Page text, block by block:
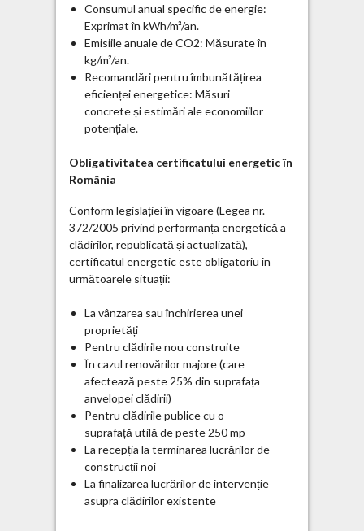
Consumul anual specific de energie:
Exprimat în kWh/m²/an.
Emisiile anuale de CO2: Măsurate în
kg/m²/an.
Recomandări pentru îmbunătățirea
eficienței energetice: Măsuri
concrete și estimări ale economiilor
potențiale.
Obligativitatea certificatului energetic în
România
Conform legislației în vigoare (Legea nr.
372/2005 privind performanța energetică a
clădirilor, republicată și actualizată),
certificatul energetic este obligatoriu în
următoarele situații:
La vânzarea sau închirierea unei
proprietăți
Pentru clădirile nou construite
În cazul renovărilor majore (care
afectează peste 25% din suprafața
anvelopei clădirii)
Pentru clădirile publice cu o
suprafață utilă de peste 250 mp
La recepția la terminarea lucrărilor de
construcții noi
La finalizarea lucrărilor de intervenție
asupra clădirilor existente